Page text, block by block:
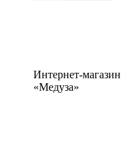
Интернет-магазин
«Медуза»